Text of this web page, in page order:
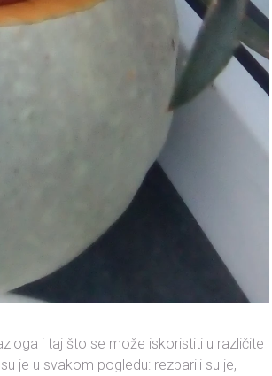
i taj što se može iskoristiti u različite
je u svakom pogledu: rezbarili su je,